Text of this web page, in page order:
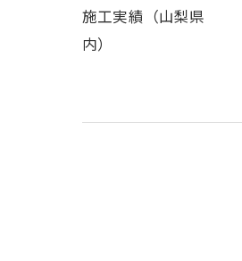
施工実績（山梨県
内）